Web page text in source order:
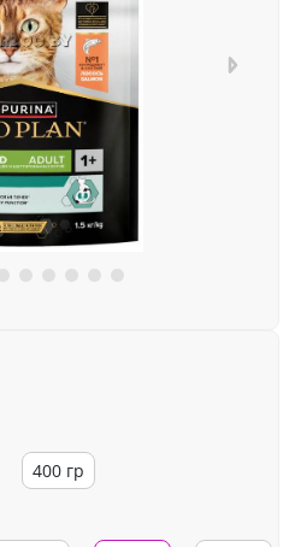
400 гр